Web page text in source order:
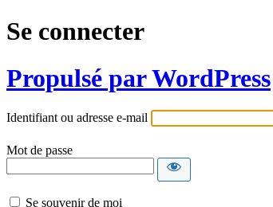
Se connecter
Propulsé par WordPress
Identifiant ou adresse e-mail
Mot de passe
Se souvenir de moi